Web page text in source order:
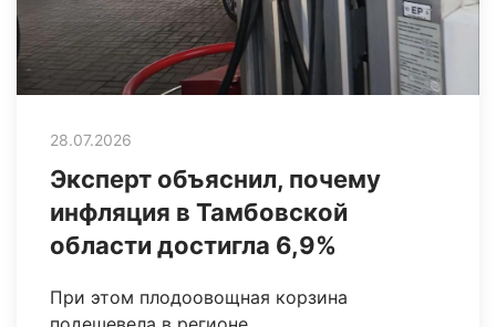
28.07.2026
Эксперт объяснил, почему
инфляция в Тамбовской
области достигла 6,9%
При этом плодоовощная корзина